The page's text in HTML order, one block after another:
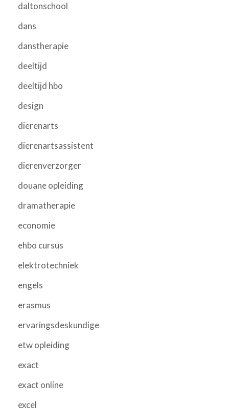
daltonschool
dans
danstherapie
deeltijd
deeltijd hbo
design
dierenarts
dierenartsassistent
dierenverzorger
douane opleiding
dramatherapie
economie
ehbo cursus
elektrotechniek
engels
erasmus
ervaringsdeskundige
etw opleiding
exact
exact online
excel